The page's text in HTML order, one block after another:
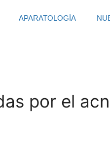
APARATOLOGÍA
por el